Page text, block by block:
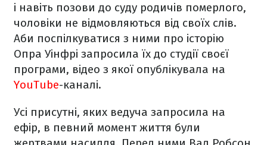
і навіть позови до суду родичів померлого,
чоловіки не відмовляються від своїх слів.
Аби поспілкуватися з ними про історію
Опра Уінфрі запросила їх до студії своєї
програми, відео з якої опублікувала на
YouTube-каналі.
Усі присутні, яких ведуча запросила на
ефір, в певний момент життя були